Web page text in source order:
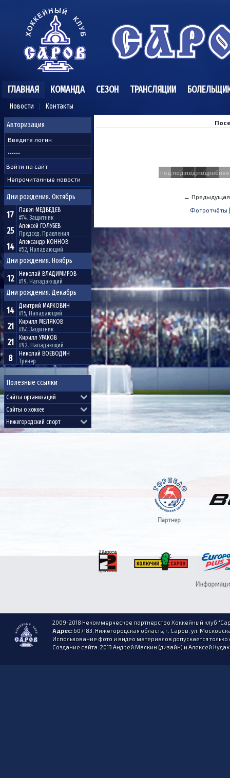
ГЛАВНАЯ
Новости Контакты
КОМАНДА СЕЗОН ТРАНСЛЯЦИИ
Авторизация
Непрочитанные новости
Дни рождения. Октябрь
17 Павел МЕДВЕДЕВ
#74, Защитник
25 Алексей ГОЛУБЕВ
Председ. Правления
14 Александр КОННОВ
#52, Нападающий
Дни рождения. Ноябрь
12 Николай ВЛАДИМИРОВ
#19, Нападающий
Дни рождения. Декабрь
14 Дмитрий МАРКОВИН
#15, Нападающий
21 Кирилл МЕЛЯКОВ
#87, Защитник
21 Кирилл УРАКОВ
#92, Нападающий
8 Николай ВОЕВОДИН
Тренер
Полезные ссылки
подробнее
подробнее
подробнее
подробнее
←
Фотоотчёты
2009-2018 Некоммерческое партнерство Хоккейный клуб
Адрес:607183, Нижегородская область, г. Саров, ул.
Использование фото и видео материалов допускается
Создание сайта: 2013 Андрей Малкин (дизайн) и Алексей